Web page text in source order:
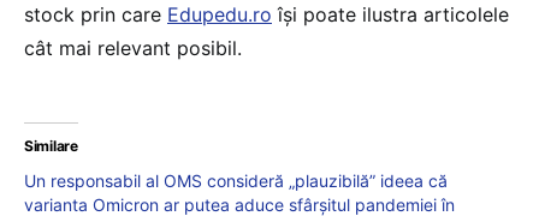
stock prin care Edupedu.ro îşi poate ilustra articolele
cât mai relevant posibil.
Similare
Un responsabil al OMS consideră „plauzibilă” ideea că
varianta Omicron ar putea aduce sfârșitul pandemiei în